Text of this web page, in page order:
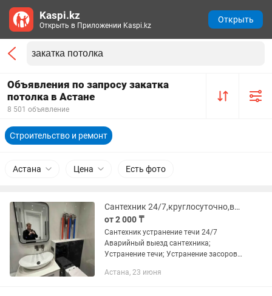
Объявления по запросу закатка
потолка в Астане
8 501 объявление
Строительство и ремонт
Астана Цена Есть фото
Сантехник 24/7,круглосуточно,выезд бесплатный.
от 2 000 ₸
Сантехник устранение течи 24/7
Аварийный выезд сантехника;
Устранeние тeчи; Устранение засоров;
Ремонт и настройка теплого пола
Астана, 23 июня
Kaspi.kz
Открыть в Приложении Kaspi.kz
Открыть